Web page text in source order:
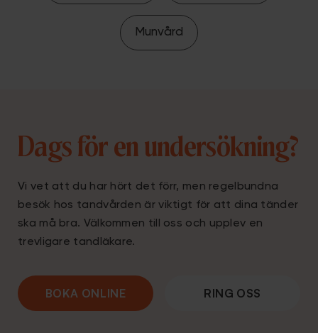
Munvård
Dags för en undersökning?
Vi vet att du har hört det förr, men regelbundna
besök hos tandvården är viktigt för att dina tänder
ska må bra. Välkommen till oss och upplev en
trevligare tandläkare.
BOKA ONLINE RING OSS